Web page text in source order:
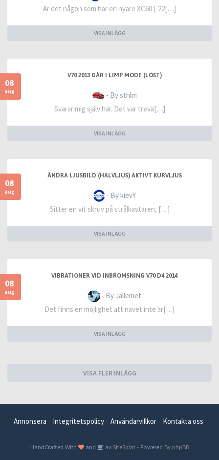
Är det någon som har en nyare XC60 (-22[…]
VISA INLÄGG
08
aug
V70 2013 GÅR I LIMP MODE (LÖST)
- By sthlm
Svarar mig själv här. Det var trevä[…]
VISA INLÄGG
08
aug
ÄNDRA LJUSBILD (HALVLJUS) AKTIVT KURVLJUS
- By kievY
Sitter en vit skruv på strålkastaren, […]
VISA INLÄGG
08
aug
VIBRATIONER VID INBROMSNING V70 D4 2014
- By Jallemet
Det finns en möjlighet att navet inte är[…]
VISA INLÄGG
VISA FLER INLÄGG
Annonsera Integritetspolicy Användarvillkor Kontakta oss
HandCrafted With and avSiteSplat- Powered By phpBB